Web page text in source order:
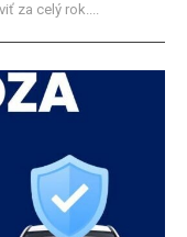
za celý rok....